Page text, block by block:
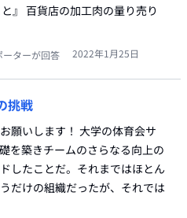
』 百貨店の加工肉の量り売り
ーターが回答 2022年1月25日
挑戦
願いします！ 大学の体育会サ
を築きチームのさらなる向上の
したことだ。それまではほとん
だけの組織だったが、それでは